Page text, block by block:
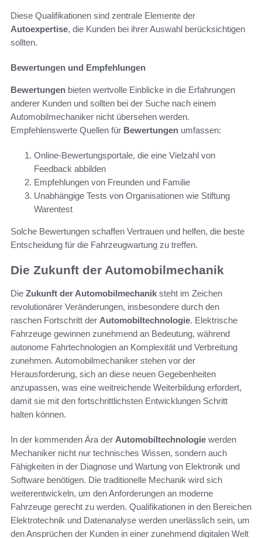
Diese Qualifikationen sind zentrale Elemente der
Autoexpertise, die Kunden bei ihrer Auswahl berücksichtigen
sollten.
Bewertungen und Empfehlungen
Bewertungen bieten wertvolle Einblicke in die Erfahrungen
anderer Kunden und sollten bei der Suche nach einem
Automobilmechaniker nicht übersehen werden.
Empfehlenswerte Quellen für Bewertungen umfassen:
Online-Bewertungsportale, die eine Vielzahl von
Feedback abbilden
Empfehlungen von Freunden und Familie
Unabhängige Tests von Organisationen wie Stiftung
Warentest
Solche Bewertungen schaffen Vertrauen und helfen, die beste
Entscheidung für die Fahrzeugwartung zu treffen.
Die Zukunft der Automobilmechanik
Die Zukunft der Automobilmechanik steht im Zeichen
revolutionärer Veränderungen, insbesondere durch den
raschen Fortschritt der Automobiltechnologie. Elektrische
Fahrzeuge gewinnen zunehmend an Bedeutung, während
autonome Fahrtechnologien an Komplexität und Verbreitung
zunehmen. Automobilmechaniker stehen vor der
Herausforderung, sich an diese neuen Gegebenheiten
anzupassen, was eine weitreichende Weiterbildung erfordert,
damit sie mit den fortschrittlichsten Entwicklungen Schritt
halten können.
In der kommenden Ära der Automobiltechnologie werden
Mechaniker nicht nur technisches Wissen, sondern auch
Fähigkeiten in der Diagnose und Wartung von Elektronik und
Software benötigen. Die traditionelle Mechanik wird sich
weiterentwickeln, um den Anforderungen an moderne
Fahrzeuge gerecht zu werden. Qualifikationen in den Bereichen
Elektrotechnik und Datenanalyse werden unerlässlich sein, um
den Ansprüchen der Kunden in einer zunehmend digitalen Welt